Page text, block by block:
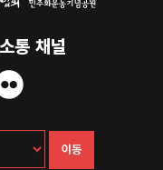
통 채널
이동